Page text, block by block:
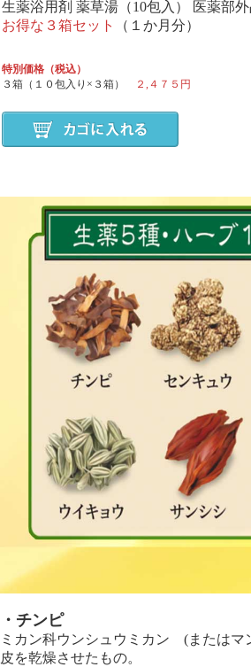
生薬浴用剤 薬草湯（10包入） 医薬部外
お得な３箱セット
（１か月分）
特別価格（税込）
３箱（１０包入り×３箱）
２,４７５円
・チンピ
ミカン科ウンシュウミカン (またはマ
皮を乾燥させたもの。